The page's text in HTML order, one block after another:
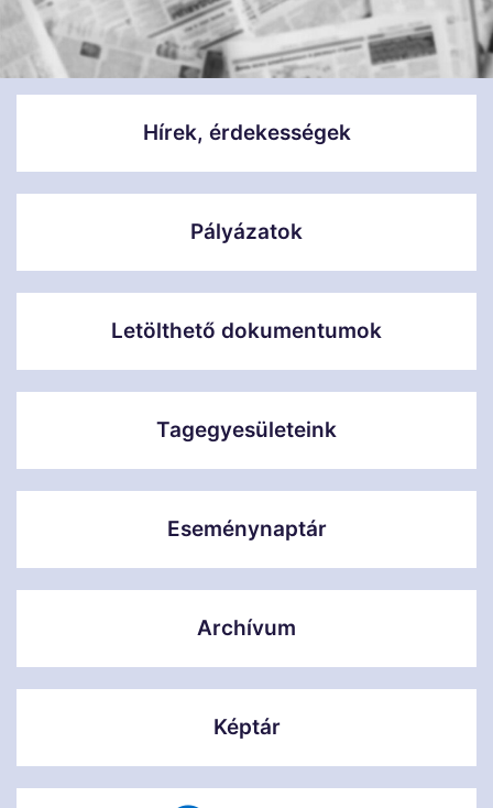
Hírek, érdekességek
Pályázatok
Letölthető dokumentumok
Tagegyesületeink
Eseménynaptár
Archívum
Képtár